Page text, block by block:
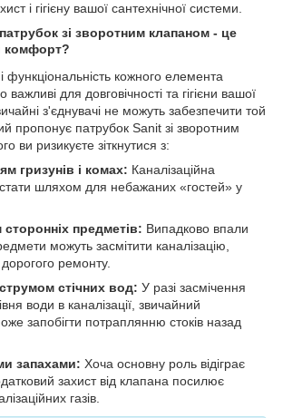
і гігієну вашої сантехнічної системи.
зі зворотним клапаном - це
комфорт?
кожного елемента
важливі для довговічності та гігієни вашої
з'єднувачі не можуть забезпечити той
пропонує патрубок Sanit зі зворотним
ви ризикуєте зіткнутися з:
гризунів і комах: Каналізаційна
шляхом для небажаних «гостей» у
предметів: Випадково впали
можуть засмітити каналізацію,
ремонту.
стічних вод: У разі засмічення
води в каналізації, звичайний
запобігти потраплянню стоків назад
запахами: Хоча основну роль відіграє
захист від клапана посилює
газів.